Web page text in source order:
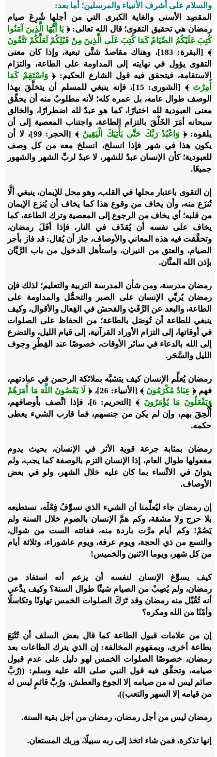
والسلام على أشرف الأنبياء والمرسلين؛ أما بعد:
المقصِد الأسنى والغاية الكبرى التي من أجلها شُرِعَ صيام
رمضان هي تحقيق التقوى؛ قال الله تعالى: ﴿يَا أَيُّهَا الَّذِينَ آمَنُوا
كُتِبَ عَلَيْكُمُ الصِّيَامُ كَمَا كُتِبَ عَلَى الَّذِينَ مِنْ قَبْلِكُمْ لَعَلَّكُمْ تَتَّقُونَ
﴾ [البقرة: 183]، وهناك مقاصدُ شتَّى تبعية، وإذا كان معنى
التقوى يؤول في نهايته إلى المداومة على الطاعة، والتزام
الاستقامة، فيتحقق فيه قول الشارع الحكيم: ﴿وَاسْتَقِمْ كَمَا
أُمِرْتَ
﴾ [الشورى: 15]، فإنه ينبغي للمسلم أن يتخلَّقَ بهذا
الوصف طوال عامه، بل عمره كله؛ لأنه مطلوبٌ منه أن يحقِّق
معنى العبودية لله اختيارًا، كما هو عبدٌ لله اضطرارًا، والخالق
سبحانه أمَرَ الخَلْقَ بالتزام الطاعة، واجتناب المعصية إلى أن
يلقوه: ﴿ وَاعْبُدْ رَبَّكَ حَتَّى يَأْتِيَكَ الْيَقِينُ
﴾ [الحجر: 99]، لا أن
يكون هذا في شهر فإذا انسلخ، انسلخ معه من كل وصف
للعبودية؛ كأن الإنسان عبدٌ للشهر، لا عبدٌ لربِّ الشهر والشهور
جميعًا.
إن التقوى باعتبار محلها في القلب، وهو محل للإيمان، ينبغي ألَّا
تُنزَع منه، وأن يخاف من وقوع هذا كما يخاف أن يُنزع الإيمان
من قلبه؛ أي يخاف من الرجوع إلى المعصية وترك الطاعة، كما
يخاف على نفسه أن يُقذَف في النار، فإذا أفَلَ رمضان،
وتحقَّقت فيه هذه المعاني والأوصاف، جاز أن يُقال: قد فاز بأجر
الصيام، والعتق من النيران، واستأهل الدخول من باب الرَّيَّان
بإذن الله المنَّان.
رمضان مدرسة، ومن شأن المدرسة التربية والتعليم؛ لذلك فإن
رمضان يُربِّي الإنسان على الصبر والتحمُّل والمداومة على
الطاعة، والبعد عن الرَّفَثِ والفحش في الفِعال والأقوال، وكيف
ينبغي للطاعة أن تُوصَل بالطاعة؛ من الحفاظ على الصلوات
في أوقاتها، إلى التزام الأوراد القرآنية، إلى قيام الليل، والتضرع
إلى الله بالدعاء في سائر الأوقات، خصوصًا عند الفِطْرِ وجوف
الليل والسَّحَر.
رمضان يُعلِّم الإنسان كيف يتشبَّه بملائكة الرحمن في عبادتهم،
فهم ﴿عِبَادٌ مُكْرَمُونَ ﴾ [الأنبياء: 26]، ﴿
لَا يَعْصُونَ اللَّهَ مَا أَمَرَهُمْ
وَيَفْعَلُونَ مَا يُؤْمَرُونَ
﴾ [التحريم: 6]، فإذا اتَّصف بأوصافهم،
أُلْحِقَ بهم، وإن لم يكن من جنسهم، فما قارب الشيء يعطى
حكمه.
رمضان بمثابة جرعة قوية الأثر في الإنسان، بحيث يدوم
مفعولها طوال العام، إذا الإنسان التزم بالوصفة كما يجب، ولم
يتوانَ في الاتِّساء بما كان عليه خلال الشهر، ولو في بعض
الأوصاف.
إن رمضان جاء ليُعلِّمنا أن الشيء الذي نسوِّفُ فِعْلَه، نستطيعه
بلا حرج ولا مشقة، وكم همَّ الإنسان بالصوم خلال السنة ولم
يَصُمْ! وكم أيام مرَّت باردة منه، ففاتته الست من شوال،
والتسع من ذي الحجة، ويوم عرفة، ويوم عاشوراء، وثلاثة أيام
من كل شهر، ويوما الاثنين والخميس!
كيف يسوِّغ الإنسان لنفسه أن يزعم أنه استفاد من
رمضان، ولم يُصِبْ من الصيام شيئًا طوال السنة؟ وكيف يدَّعي
أنه تُقُبِّل منه رمضان وقد تَرَكَ الصلوات الخمس تهاونًا وتكاسلًا
وأمْنًا من الله ومكره؟
إن من علامات قبول الطاعة كما قال بعض السلف أن تُتْبَعَ
بطاعة أخرى، وبمفهوم المخالفة: إن الذي يترك الطاعات بعد
رمضان، خصوصًا الصلوات الخمس لهو دليل على عدم قبول
صيامه، وتحقَّق فيه قول النبي صلى الله عليه وسلم: ((رُبَّ
صائم ليس له من صيامه إلا الجوع والعطش، ورُبَّ قائمٍ ليس له
من قيامه إلا السهر والتعب)).
رمضان ليس من أجل رمضان، رمضان من أجل بقية السنة.
إنها تذكرة، فمن شاء اتخذ إلى ربه سبيلًا، وربك المستعان.